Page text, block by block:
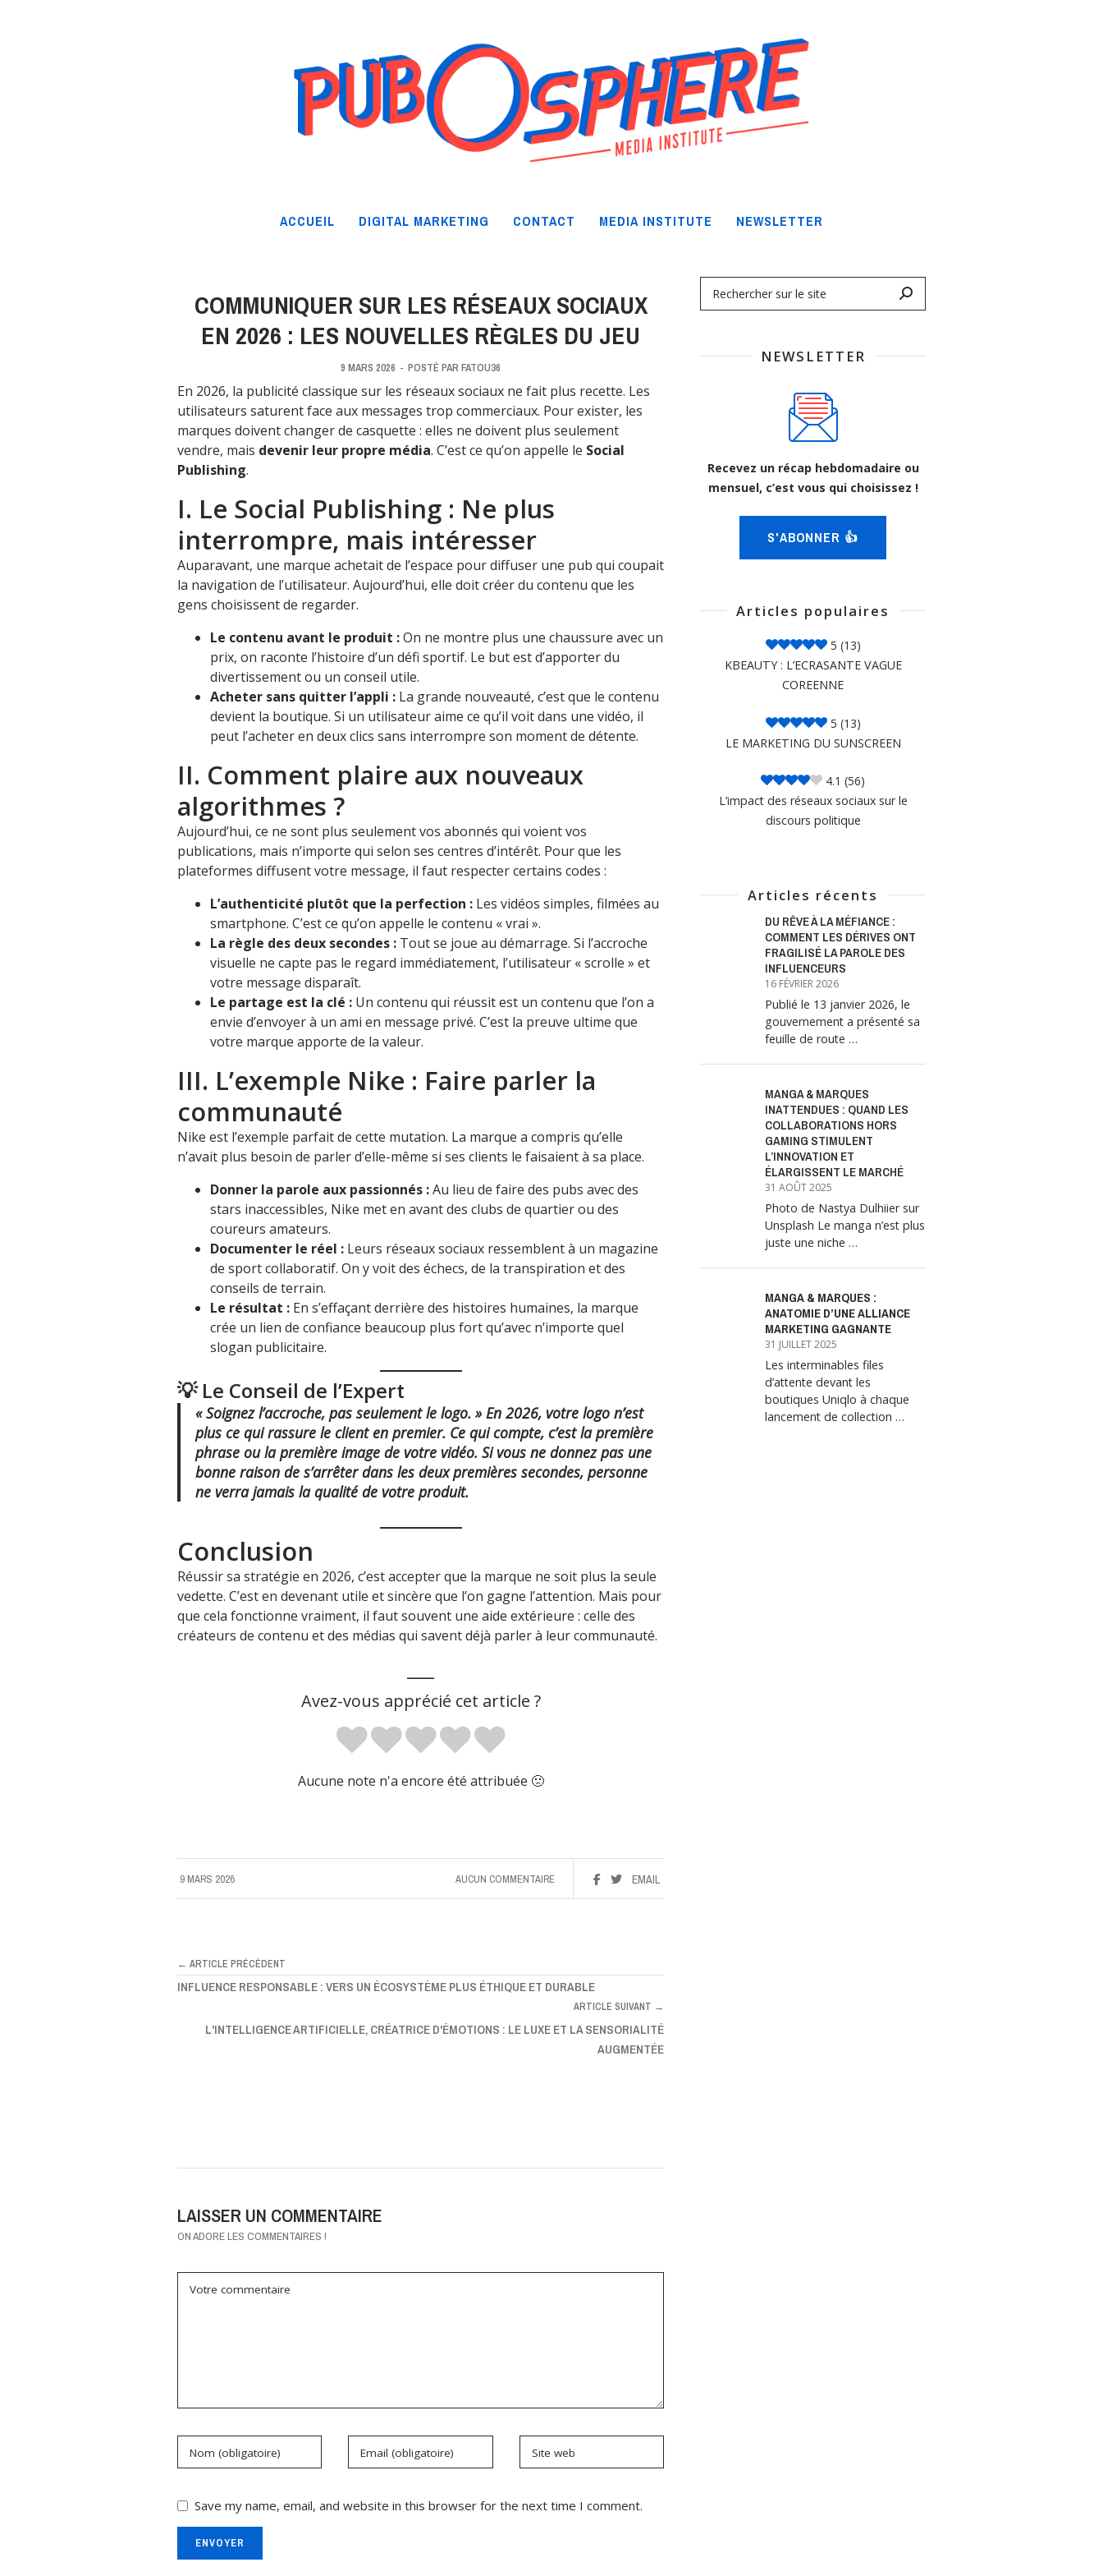
ACCUEIL DIGITAL MARKETING CONTACT MEDIA INSTITUTE NEWSLETTER
COMMUNIQUER SUR LES RÉSEAUX SOCIAUX
EN 2026 : LES NOUVELLES RÈGLES DU JEU
9 MARS 2026 - POSTÉ PARFATOU36
En 2026, la publicité classique sur les réseaux sociaux ne fait plus recette. Les
utilisateurs saturent face aux messages trop commerciaux. Pour exister, les
marques doivent changer de casquette : elles ne doivent plus seulement
vendre, mais devenir leur propre média. C’est ce qu’on appelle le Social
Publishing.
I. Le Social Publishing : Ne plus
interrompre, mais intéresser
Auparavant, une marque achetait de l’espace pour diffuser une pub qui coupait
la navigation de l’utilisateur. Aujourd’hui, elle doit créer du contenu que les
gens choisissent de regarder.
Le contenu avant le produit :On ne montre plus une chaussure avec un
prix, on raconte l’histoire d’un défi sportif. Le but est d’apporter du
divertissement ou un conseil utile.
Acheter sans quitter l’appli : La grande nouveauté, c’est que le contenu
devient la boutique. Si un utilisateur aime ce qu’il voit dans une vidéo, il
peut l’acheter en deux clics sans interrompre son moment de détente.
II. Comment plaire aux nouveaux
algorithmes ?
Aujourd’hui, ce ne sont plus seulement vos abonnés qui voient vos
publications, mais n’importe qui selon ses centres d’intérêt. Pour que les
plateformes diffusent votre message, il faut respecter certains codes :
L’authenticité plutôt que la perfection : Les vidéos simples, filmées au
smartphone. C’est ce qu’on appelle le contenu « vrai ».
La règle des deux secondes : Tout se joue au démarrage. Si l’accroche
visuelle ne capte pas le regard immédiatement, l’utilisateur « scrolle » et
votre message disparaît.
Le partage est la clé : Un contenu qui réussit est un contenu que l’on a
envie d’envoyer à un ami en message privé. C’est la preuve ultime que
votre marque apporte de la valeur.
III. L’exemple Nike : Faire parler la
communauté
Nike est l’exemple parfait de cette mutation. La marque a compris qu’elle
n’avait plus besoin de parler d’elle-même si ses clients le faisaient à sa place.
Donner la parole aux passionnés :Au lieu de faire des pubs avec des
stars inaccessibles, Nike met en avant des clubs de quartier ou des
coureurs amateurs.
Documenter le réel : Leurs réseaux sociaux ressemblent à un magazine
de sport collaboratif. On y voit des échecs, de la transpiration et des
conseils de terrain.
Le résultat : En s’effaçant derrière des histoires humaines, la marque
crée un lien de confiance beaucoup plus fort qu’avec n’importe quel
slogan publicitaire.
💡 Le Conseil de l’Expert
« Soignez l’accroche, pas seulement le logo. »En 2026, votre logo n’est
plus ce qui rassure le client en premier. Ce qui compte, c’est la première
phrase ou la première image de votre vidéo. Si vous ne donnez pas une
bonne raison de s’arrêter dans les deux premières secondes, personne
ne verra jamais la qualité de votre produit.
Conclusion
Réussir sa stratégie en 2026, c’est accepter que la marque ne soit plus la seule
vedette. C’est en devenant utile et sincère que l’on gagne l’attention. Mais pour
que cela fonctionne vraiment, il faut souvent une aide extérieure : celle des
créateurs de contenu et des médias qui savent déjà parler à leur communauté.
Avez-vous apprécié cet article ?
Aucune note n'a encore été attribuée 🙁
9 MARS 2026 EMAIL
AUCUN COMMENTAIRE
← ARTICLE PRÉCÉDENT
INFLUENCE RESPONSABLE : VERS UN ÉCOSYSTÈME PLUS ÉTHIQUE ET DURABLE
ARTICLE SUIVANT →
L'INTELLIGENCE ARTIFICIELLE, CRÉATRICE D'ÉMOTIONS : LE LUXE ET LA SENSORIALITÉ
AUGMENTÉE
LAISSER UN COMMENTAIRE
ON ADORE LES COMMENTAIRES !
Votre commentaire
Nom (obligatoire) Email (obligatoire) Site web
Save my name, email, and website in this browser for the next time I comment.
ENVOYER
NEWSLETTER
Recevez un récap hebdomadaire ou
mensuel, c’est vous qui choisissez !
S'ABONNER 👍
Articles populaires
5 (13)
KBEAUTY : L’ECRASANTE VAGUE
COREENNE
5 (13)
LE MARKETING DU SUNSCREEN
4.1 (56)
L’impact des réseaux sociaux sur le
discours politique
Articles récents
DU RÊVE À LA MÉFIANCE :
COMMENT LES DÉRIVES ONT
FRAGILISÉ LA PAROLE DES
INFLUENCEURS
16 FÉVRIER 2026
Publié le 13 janvier 2026, le
gouvernement a présenté sa
feuille de route …
MANGA & MARQUES
INATTENDUES : QUAND LES
COLLABORATIONS HORS
GAMING STIMULENT
L’INNOVATION ET
ÉLARGISSENT LE MARCHÉ
31 AOÛT 2025
Photo de Nastya Dulhiier sur
Unsplash Le manga n’est plus
juste une niche …
MANGA & MARQUES :
ANATOMIE D’UNE ALLIANCE
MARKETING GAGNANTE
31 JUILLET 2025
Les interminables files
d’attente devant les
boutiques Uniqlo à chaque
lancement de collection …